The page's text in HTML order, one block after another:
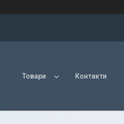
Товари Контакти